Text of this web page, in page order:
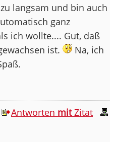
langsam und bin auch
ganz
ich wollte.... Gut, daß
ist.
Na, ich
Antworten mitZitat